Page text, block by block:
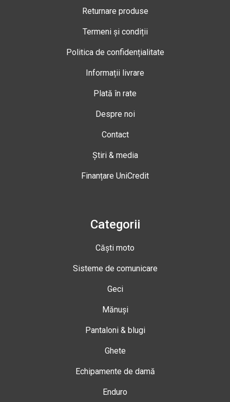
Returnare produse
Termeni și condiții
Politica de confidențialitate
Informații livrare
Plată în rate
Despre noi
Contact
Știri & media
Finanțare UniCredit
Categorii
Căști moto
Sisteme de comunicare
Geci
Mănuși
Pantaloni & blugi
Ghete
Echipamente de damă
Enduro